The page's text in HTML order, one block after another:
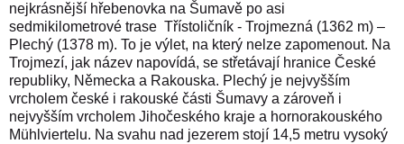
nejkrásnější hřebenovka na Šumavě po asi
sedmikilometrové trase Třístoličník - Trojmezná (1362 m) –
Plechý (1378 m). To je výlet, na který nelze zapomenout. Na
Trojmezí, jak název napovídá, se střetávají hranice České
republiky, Německa a Rakouska. Plechý je nejvyšším
vrcholem české i rakouské části Šumavy a zároveň i
nejvyšším vrcholem Jihočeského kraje a hornorakouského
Mühlviertelu. Na svahu nad jezerem stojí 14,5 metru vysoký